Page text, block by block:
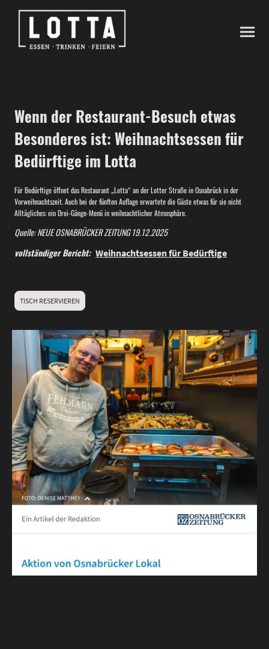
Wenn der Restaurant-Besuch etwas
Besonderes ist: Weihnachtsessen für
Bedürftige im Lotta
Für Bedürftige öffnet das Restaurant „Lotta“ an der Lotter Straße in Osnabrück in der
Vorweihnachtszeit. Auch bei der fünften Auflage erwartete die Gäste etwas für sie nicht
Alltägliches: ein Drei-Gänge-Menü in weihnachtlicher Atmosphäre.
Quelle: NEUE OSNABRÜCKER ZEITUNG 19.12.2025
vollständiger Bericht: Weihnachtsessen für Bedürftige
TISCH RESERVIEREN